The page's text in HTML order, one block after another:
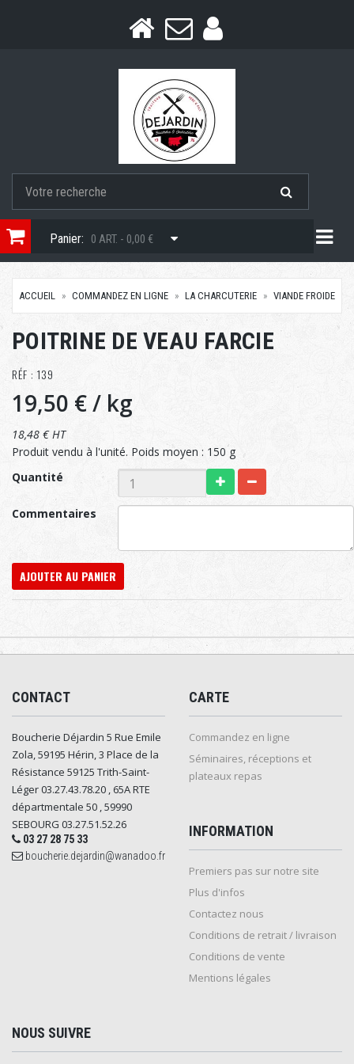
Panier: 0 ART. - 0,00 €
ACCUEIL COMMANDEZ EN LIGNE LA CHARCUTERIE VIANDE FROIDE
POITRINE DE VEAU FARCIE
RÉF : 139
19,50 €/ kg
18,48 € HT
Produit vendu à l'unité. Poids moyen : 150 g
Quantité
Commentaires
AJOUTER AU PANIER
CONTACT
Boucherie Déjardin 5 Rue Emile
Zola, 59195 Hérin, 3 Place de la
Résistance 59125 Trith-Saint-
Léger 03.27.43.78.20 , 65A RTE
départmentale 50 , 59990
SEBOURG 03.27.51.52.26
03 27 28 75 33
boucherie.dejardin@wanadoo.fr
CARTE
Commandez en ligne
Séminaires, réceptions et
plateaux repas
INFORMATION
Premiers pas sur notre site
Plus d'infos
Contactez nous
Conditions de retrait / livraison
Conditions de vente
Mentions légales
NOUS SUIVRE